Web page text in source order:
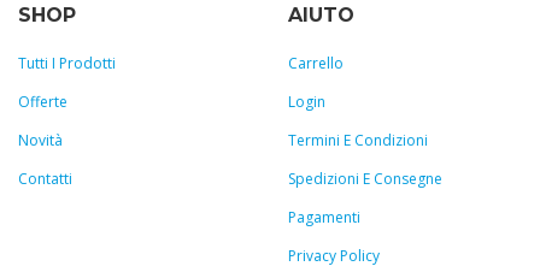
SHOP
Tutti I Prodotti
Offerte
Novità
Contatti
AIUTO
Carrello
Login
Termini E Condizioni
Spedizioni E Consegne
Pagamenti
Privacy Policy